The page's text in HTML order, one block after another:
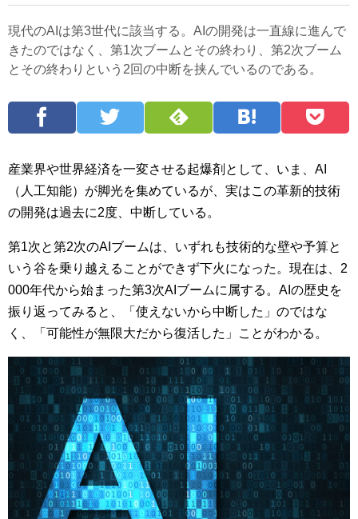
現代のAIは第3世代に該当する。AIの開発は一直線に進んで
きたのではなく、第1次ブームとその終わり、第2次ブーム
とその終わりという2回の中断を挟んでいるのである。
産業界や世界経済を一変させる起爆剤として、いま、AI
（人工知能）が脚光を集めているが、実はこの革新的技術
の開発は過去に2度、中断している。
第1次と第2次のAIブームは、いずれも技術的な壁や予算と
いう谷を乗り越えることができず下火になった。現在は、2
000年代から始まった第3次AIブームに属する。AIの歴史を
振り返ってみると、「使えないから中断した」のではな
く、「可能性が無限大だから復活した」ことがわかる。